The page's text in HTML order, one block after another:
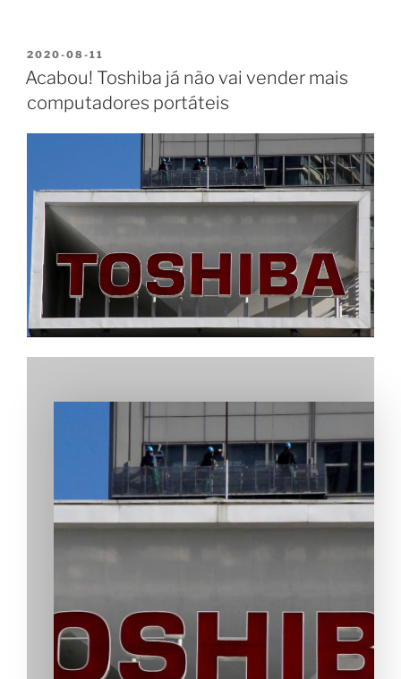
2020-08-11
Acabou! Toshiba já não vai vender mais
computadores portáteis